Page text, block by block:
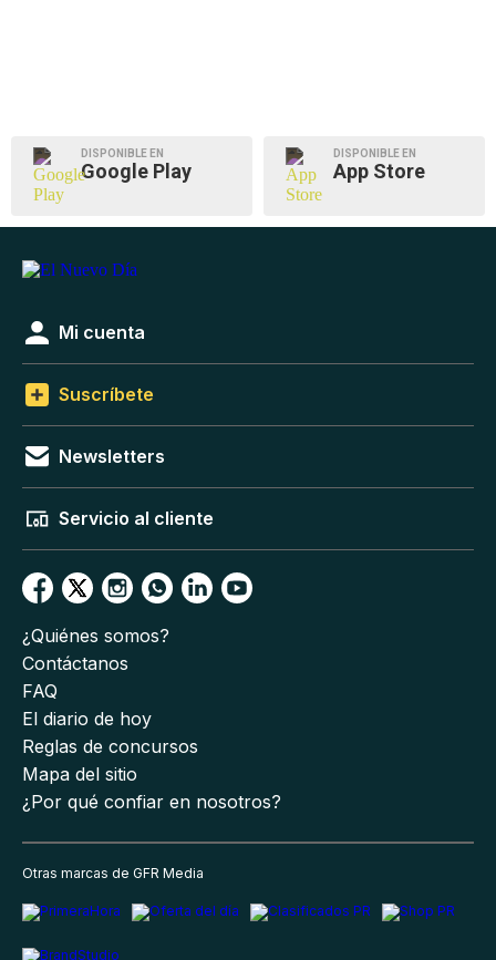
DISPONIBLE EN
Google Play
DISPONIBLE EN
App Store
Mi cuenta
Suscríbete
Newsletters
Servicio al cliente
¿Quiénes somos?
Contáctanos
FAQ
El diario de hoy
Reglas de concursos
Mapa del sitio
¿Por qué confiar en nosotros?
Otras marcas de GFR Media